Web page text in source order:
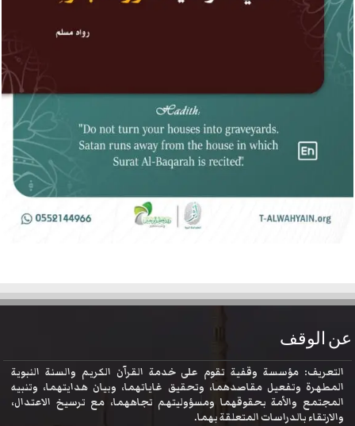
عن الوقف
التعريف: مؤسسة وقفية تقوم على خدمة القرآن الكريم والسنة النبوية
المطهرة وتفعيل مقاصدهما، وتحقيق غاياتهما، وبيان هدايتهما، وتنبيه
المجتمع والأمة بحقوقهما ومسؤوليتهم تجاههما، مع ترسيخ الاعتدال،
والارتقاء بالدراسات المتعلقة بهما.